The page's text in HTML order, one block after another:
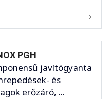
PGH
javítógyanta
és
erőzáró, ...